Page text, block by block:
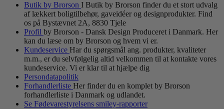
Butik by Brorson I Butik by Brorson finder du et stort udvalg
af lækkert boligtilbehør, gaveidéer og designprodukter. Find
os på Bystævnet 2A, 8830 Tjele
Profil by Brorson - Dansk Design Produceret i Danmark. Her
kan du læse om by Brorson og hvem vi er.
Kundeservice Har du spørgsmål ang. produkter, kvaliteter
m.m., er du selvfølgelig altid velkommen til at kontakte vores
kundeservice. Vi er klar til at hjælpe dig
Persondatapolitik
Forhandlerliste Her finder du en komplet by Brorson
forhandlerliste i Danmark og udlandet.
Se Fødevarestyrelsens smiley-rapporter